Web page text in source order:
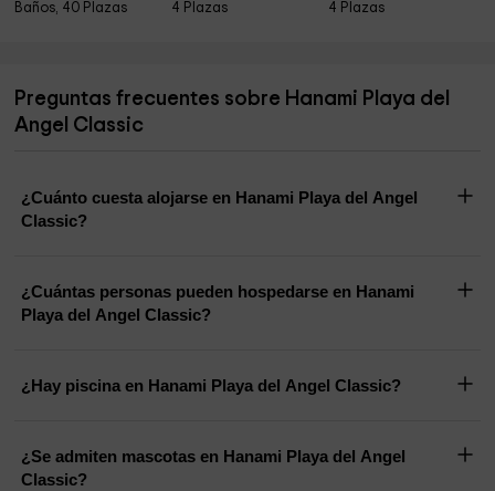
Baños, 40 Plazas
4 Plazas
4 Plazas
Preguntas frecuentes sobre Hanami Playa del
Angel Classic
¿Cuánto cuesta alojarse en Hanami Playa del Angel
Classic?
¿Cuántas personas pueden hospedarse en Hanami
Playa del Angel Classic?
¿Hay piscina en Hanami Playa del Angel Classic?
¿Se admiten mascotas en Hanami Playa del Angel
Classic?